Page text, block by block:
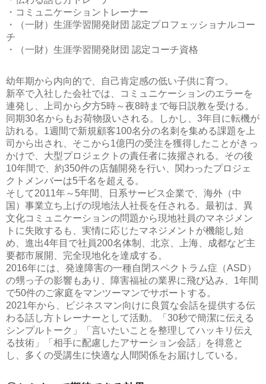
・コミュニケーショントレーナー
・（一財）生涯学習開発財団 認定プロフェッショナルコー
チ
・（一財）生涯学習開発財団 認定コーチ資格
幼年期から内向的で、自己肯定感の低い子供に育つ。
新卒で入社した会社では、コミュニケーションのエラーを
連発し、上司から夕方5時～夜8時まで毎日説教を受ける。
同期30名からもお荷物扱いされる。しかし、3年目に転機が
訪れる。1週間で新規顧客100名分の名刺を集める課題を上
司から出され、そこから1億円の受注を獲得したことがきっ
かけで、大型プロジェクトの責任者に抜擢される。その後
10年間で、約350件の店舗開発を行い、関わったプロジェ
クトメンバーは5千名を超える。
そして2011年～5年間、日系サービス企業で、海外（中
国）事業立ち上げの現地法人社長を任される。最初は、異
文化コミュニケーションの問題から現地社員のマネジメン
トに失敗するも、実情に応じたマネジメントが機能し始
め、進出4年目で社員200名体制、北京、上海、成都など主
要都市展開、完全現地化を達成する。
2016年には、発達障害の一種自閉スペクトラム症（ASD）
の甥っ子の影響もあり、障害福祉の業界に飛び込み、1年間
で50件のご家庭をマンツーマンでサポートする。
2021年から、ビジネスマン向けに良質な会話を提供する伝
わる話し方トレーナーとして活動。「30秒で簡潔に伝える
シンプルトーク」「言いたいことを整理してハッキリ伝え
る技術」「相手に配慮したアサーション会話」を得意と
し、多くの受講生に快適な人間関係をお届けしている。